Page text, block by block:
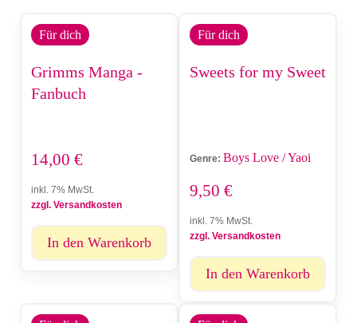
Für dich
Grimms Manga -
Fanbuch
14,00 €
inkl. 7% MwSt.
zzgl. Versandkosten
In den Warenkorb
Für dich
Sweets for my Sweet
Genre: Boys Love / Yaoi
9,50 €
inkl. 7% MwSt.
zzgl. Versandkosten
In den Warenkorb